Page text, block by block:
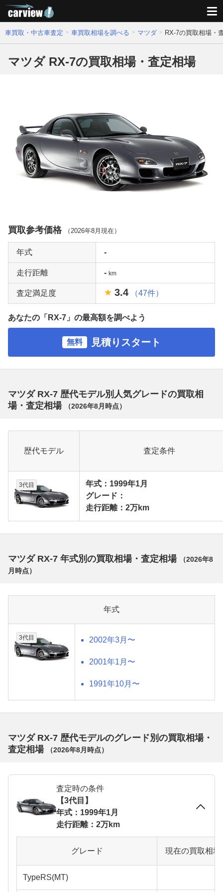
車買取・中古車査定 車買取相場を調べる マツダ RX-7の買取相場・
マツダ RX-7の買取相場・査定相場
買取参考価格 （ 2026年8月 現在）
年式 -
走行距離 - km
査定満足度 3.4 （47件）
あなたの「RX-7」の最高額を調べよう
無料 見積りスタート
マツダ RX-7 歴代モデル別人気グレードの買取相
場・査定相場
（2026年8月 時点）
歴代モデル 査定条件
3代目
年式：1999年1月
グレード：
走行距離：2万km
マツダ RX-7 年式別の買取相場・査定相場 （2026年8
月 時点）
年式
3代目 2002年3月〜
2001年1月〜
1991年10月〜
マツダ RX-7 歴代モデルのグレード別の買取相場・
査定相場
（2026年8月 時点）
査定時の条件
【3代目】
年式：1999年1月
走行距離：2万km
グレード 現在の買取相
TypeRS(MT)